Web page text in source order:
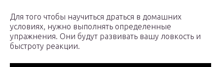
Для того чтобы научиться драться в домашних
условиях, нужно выполнять определенные
упражнения. Они будут развивать вашу ловкость и
быстроту реакции.